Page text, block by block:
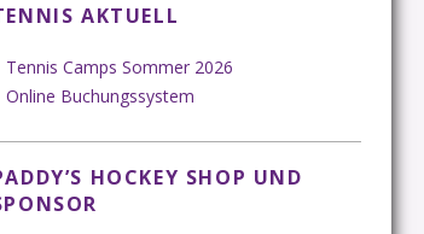
AKTUELL
Tennis Camps Sommer 2026
Online Buchungssystem
HOCKEY SHOP UND